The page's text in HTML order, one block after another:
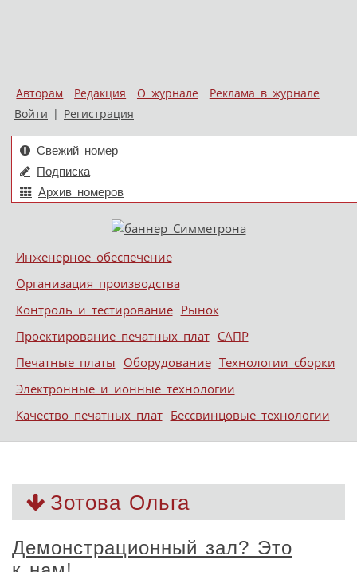
Авторам Редакция О журнале
Реклама в журнале
Войти | Регистрация
Свежий номер
Подписка
Архив номеров
Меню
Skip to content
Инженерное обеспечение
Организация производства
Контроль и тестирование Рынок
Проектирование печатных плат САПР
Печатные платы Оборудование Технологии сборки
Электронные и ионные технологии
Качество печатных плат Бессвинцовые технологии
Зотова Ольга
Демонстрационный зал? Это